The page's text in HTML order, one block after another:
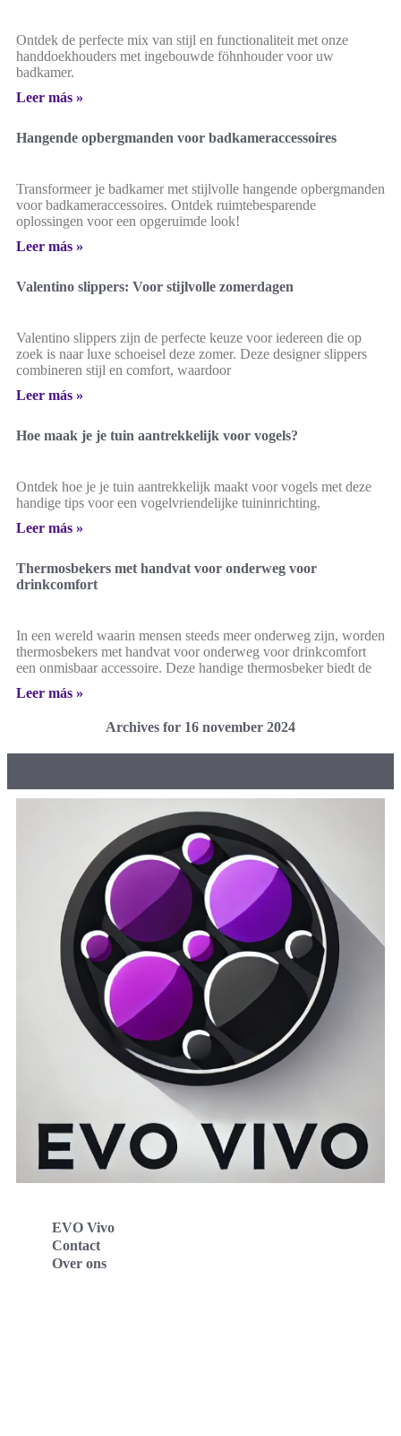
Ontdek de perfecte mix van stijl en functionaliteit met onze
handdoekhouders met ingebouwde föhnhouder voor uw
badkamer.
Leer más »
Hangende opbergmanden voor badkameraccessoires
Transformeer je badkamer met stijlvolle hangende opbergmanden
voor badkameraccessoires. Ontdek ruimtebesparende
oplossingen voor een opgeruimde look!
Leer más »
Valentino slippers: Voor stijlvolle zomerdagen
Valentino slippers zijn de perfecte keuze voor iedereen die op
zoek is naar luxe schoeisel deze zomer. Deze designer slippers
combineren stijl en comfort, waardoor
Leer más »
Hoe maak je je tuin aantrekkelijk voor vogels?
Ontdek hoe je je tuin aantrekkelijk maakt voor vogels met deze
handige tips voor een vogelvriendelijke tuininrichting.
Leer más »
Thermosbekers met handvat voor onderweg voor
drinkcomfort
In een wereld waarin mensen steeds meer onderweg zijn, worden
thermosbekers met handvat voor onderweg voor drinkcomfort
een onmisbaar accessoire. Deze handige thermosbeker biedt de
Leer más »
Archives for 16 november 2024
EVO Vivo
Contact
Over ons